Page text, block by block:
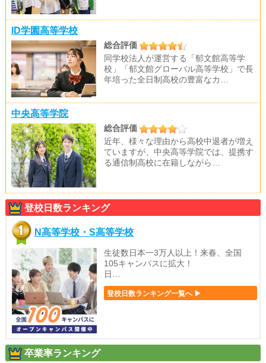
ID学園高等学校
総合評価
同学校法人が運営する「郁文館高等学
校」「郁文館グローバル高等学校」で長
年培った全日制高校の豊富なカ…
中央高等学院
総合評価
近年、様々な理由から高校中退者が増え
ていますが、中央高等学院では、提携す
る通信制高校に在籍しながら…
登校日数ランキング
N高等学校・S高等学校
生徒数日本一3万人以上！来春、全国
105キャンパスに拡大！
日…
登校日数ランキング一覧へ ▶
卒業率ランキング